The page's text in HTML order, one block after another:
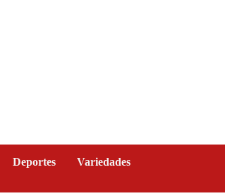
Deportes Variedades